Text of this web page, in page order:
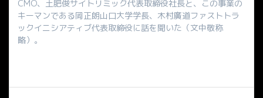
CMO、土肥俊サイトリミック代表取締役社長と、この事業の
キーマンである岡正朗山口大学学長、木村廣道ファストトラ
ックイニシアティブ代表取締役に話を聞いた（文中敬称
略）。